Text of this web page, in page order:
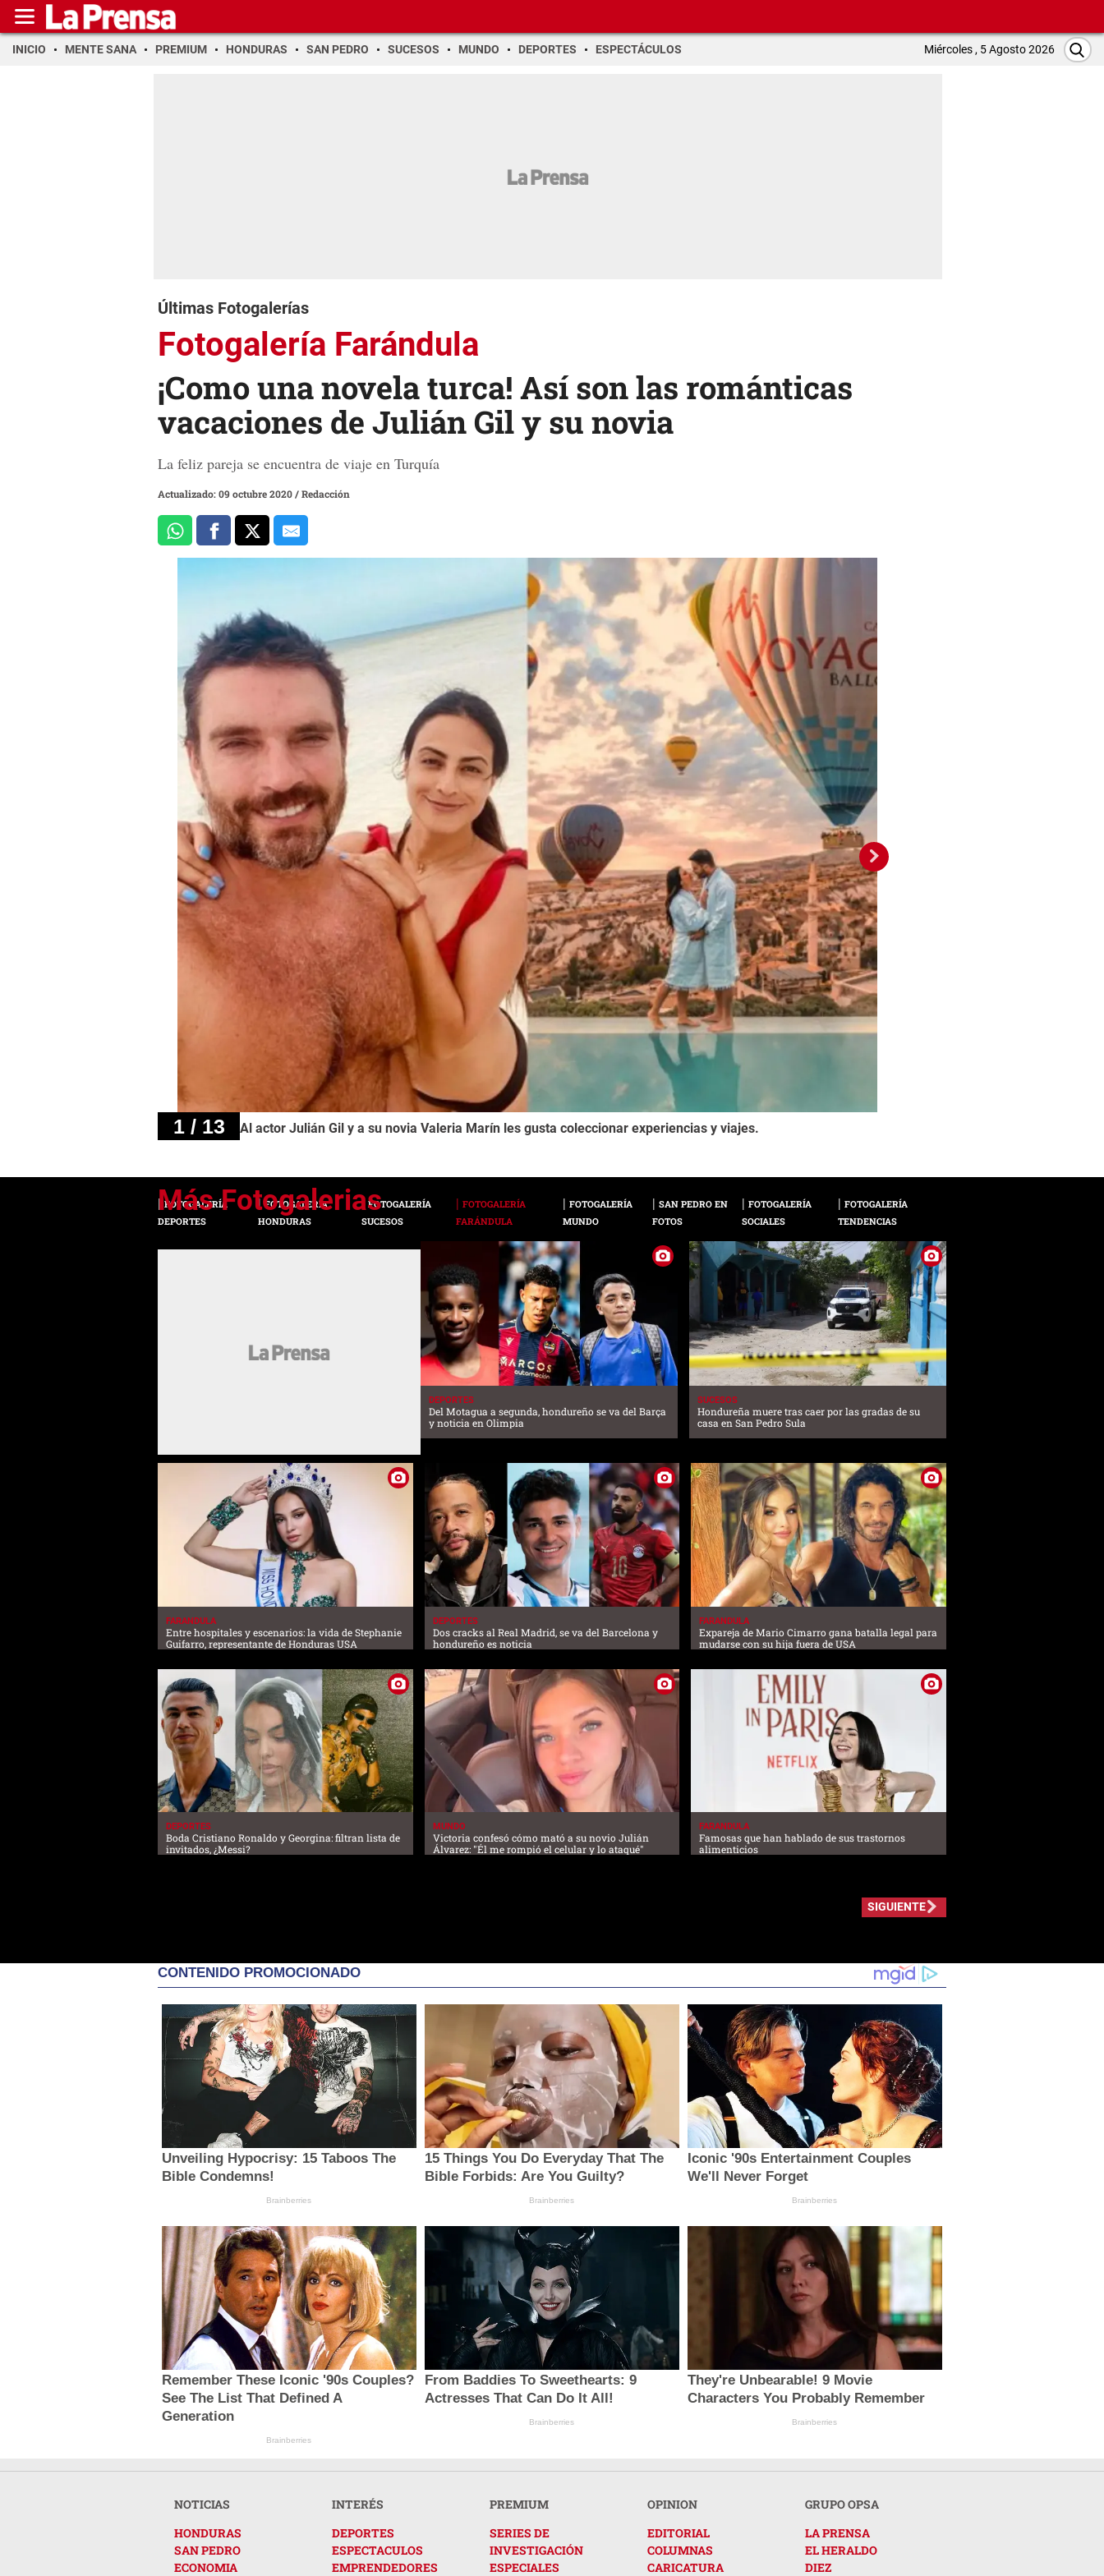
INICIO MENTE SANA PREMIUM HONDURAS SAN PEDRO SUCESOS MUNDO DEPORTES ESPECTÁCULOS Miércoles , 5 Agosto 2026
Últimas Fotogalerías
Fotogalería Farándula
¡Como una novela turca! Así son las románticas
vacaciones de Julián Gil y su novia
La feliz pareja se encuentra de viaje en Turquía
Actualizado: 09 octubre 2020/Redacción
1 / 13 Al actor Julián Gil y a su novia Valeria Marín les gusta coleccionar experiencias y viajes.
FOTOGALERÍA
DEPORTES
FOTOGALERÍA
HONDURAS
FOTOGALERÍA
SUCESOS
FOTOGALERÍA
FARÁNDULA
FOTOGALERÍA
MUNDO
SAN PEDRO EN
FOTOS
FOTOGALERÍA
SOCIALES
FOTOGALERÍA
TENDENCIAS
DEPORTES
Del Motagua a segunda, hondureño se va del Barça
y noticia en Olimpia
SUCESOS
Hondureña muere tras caer por las gradas de su
casa en San Pedro Sula
FARANDULA
Entre hospitales y escenarios: la vida de Stephanie
Guifarro, representante de Honduras USA
DEPORTES
Dos cracks al Real Madrid, se va del Barcelona y
hondureño es noticia
FARANDULA
Expareja de Mario Cimarro gana batalla legal para
mudarse con su hija fuera de USA
DEPORTES
Boda Cristiano Ronaldo y Georgina: filtran lista de
invitados, ¿Messi?
MUNDO
Victoria confesó cómo mató a su novio Julián
Álvarez: "Él me rompió el celular y lo ataqué"
FARANDULA
Famosas que han hablado de sus trastornos
alimenticios
SIGUIENTE
CONTENIDO PROMOCIONADO
Unveiling Hypocrisy: 15 Taboos The
Bible Condemns!
Brainberries
15 Things You Do Everyday That The
Bible Forbids: Are You Guilty?
Brainberries
Iconic '90s Entertainment Couples
We'll Never Forget
Brainberries
Remember These Iconic '90s Couples?
See The List That Defined A
Generation
Brainberries
From Baddies To Sweethearts: 9
Actresses That Can Do It All!
Brainberries
They're Unbearable! 9 Movie
Characters You Probably Remember
Brainberries
NOTICIAS
HONDURAS
SAN PEDRO
ECONOMIA
INTERÉS
DEPORTES
ESPECTACULOS
EMPRENDEDORES
PREMIUM
SERIES DE
INVESTIGACIÓN
ESPECIALES
OPINION
EDITORIAL
COLUMNAS
CARICATURA
GRUPO OPSA
LA PRENSA
EL HERALDO
DIEZ